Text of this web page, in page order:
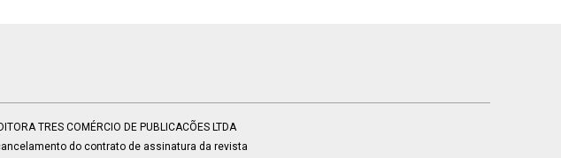
TRES COMÉRCIO DE PUBLICACÕES LTDA
do contrato de assinatura da revista